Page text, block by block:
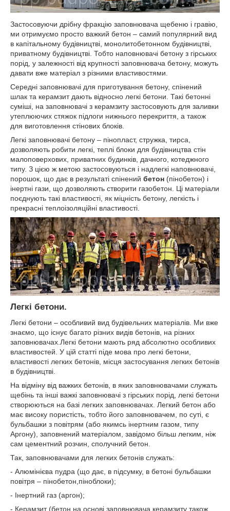
Застосовуючи дрібну фракцію заповнювача щебеню і гравію,
ми отримуємо просто важкий бетон – самий популярний вид
в капітальному будівництві, монолитобетонном будівництві,
приватному будівництві. Тобто наповнювачі бетону з гірських
порід, у залежності від крупності заповнювача бетону, можуть
давати вже матеріал з різними властивостями.
Середні заповнювачі для приготування бетону, спінений
шлак та керамзит дають відносно легкі бетони. Такі бетонні
суміші, на заповнювачі з керамзиту застосовують для заливки
утеплюючих стяжок підлоги нижнього перекриття, а також
для виготовлення стінових блоків.
Легкі заповнювачі бетону – пінопласт, стружка, тирса,
дозволяють робити легкі, теплі блоки для будівництва стін
малоповерхових, приватних будинків, дачного, котеджного
типу. З цією ж метою застосовуються і надлегкі наповнювачі,
порошок, що дає в результаті спінений бетон (пінобетон) і
інертні гази, що дозволяють створити газобетон. Ці матеріали
поєднують такі властивості, як міцність бетону, легкість і
прекрасні теплоізоляційні властивості.
Легкі бетони.
Легкі бетони – особливий вид будівельних матеріалів. Ми вже
знаємо, що існує багато різних видів бетонів, на різних
заповнювачах.Легкі бетони мають ряд абсолютно особливих
властивостей. У цій статті піде мова про легкі бетони,
властивості легких бетонів, місця застосування легких бетонів
в будівництві.
На відміну від важких бетонів, в яких заповнювачами служать
щебінь та інші важкі заповнювачі з гірських порід, легкі бетони
створюються на базі легких заповнювачах. Легкий бетон або
має високу пористість, тобто його заповнювачем, по суті, є
бульбашки з повітрям (або якимсь інертним газом, типу
Аргону), заповнений матеріалом, завідомо більш легким, ніж
сам цементний розчин, сполучний бетон.
Так, заповнювачами для легких бетонів служать:
- Алюмінієва пудра (що дає, в підсумку, в бетоні бульбашки
повітря – пінобетон,піноблоки);
- Інертний газ (аргон);
- Керамзит (бетон на основі заповнювача керамзиту також